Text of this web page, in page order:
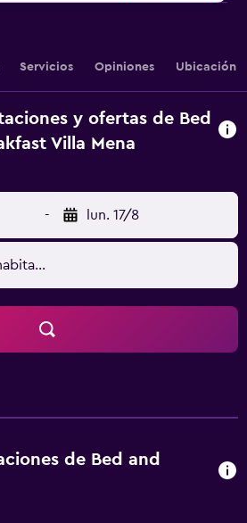
Servicios Opiniones Ubicación
y ofertas de Bed
Villa Mena
- lun. 17/8
de Bed and